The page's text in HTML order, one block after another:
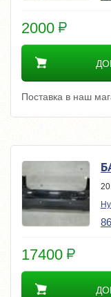
2000
Поставка в наш
17400